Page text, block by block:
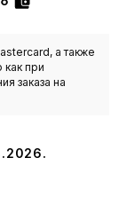
а также
как при
заказа на